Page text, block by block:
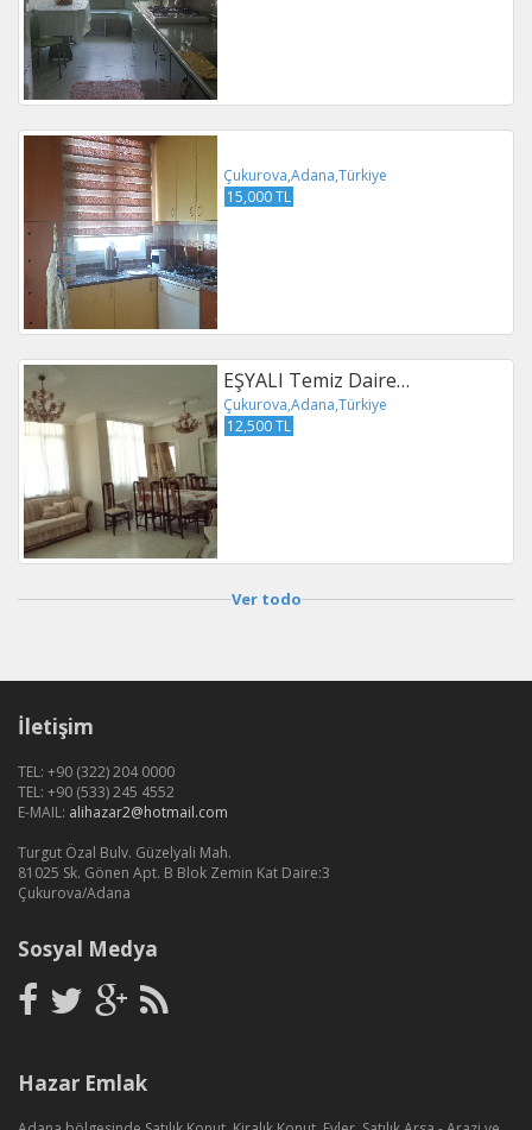
Çukurova,Adana,Türkiye
15,000 TL
EŞYALI Temiz Daire…
Çukurova,Adana,Türkiye
12,500 TL
Ver todo
İletişim
TEL: +90 (322) 204 0000
TEL: +90 (533) 245 4552
E-MAIL: alihazar2@hotmail.com
Turgut Özal Bulv. Güzelyali Mah.
81025 Sk. Gönen Apt. B Blok Zemin Kat Daire:3
Çukurova/Adana
Sosyal Medya
Hazar Emlak